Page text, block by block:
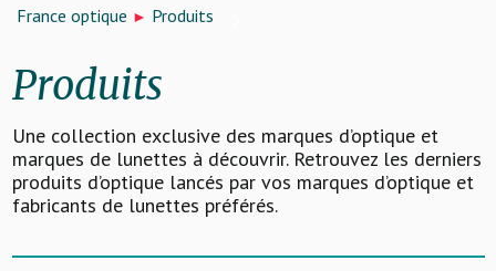
France optique Produits
Produits
Une collection exclusive des marques d’optique et
marques de lunettes à découvrir. Retrouvez les derniers
produits d’optique lancés par vos marques d’optique et
fabricants de lunettes préférés.